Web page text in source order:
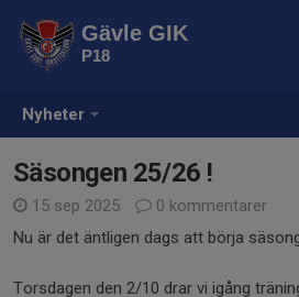
Nyheter
Gävle GIK
P18
Säsongen 25/26 !
15 sep 2025
0 kommentarer
Nu är det äntligen dags att börja
Torsdagen den 2/10 drar vi igång